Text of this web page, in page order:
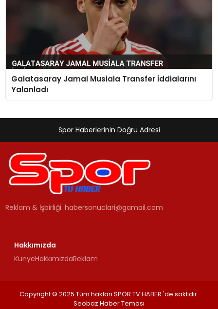
Galatasaray Jamal Musiala Transfer İddialarını
Yalanladı
Spor Haberlerinin Doğru Adresi
Reklam & İşbirliği:habersonuclari@gamail.com
Hakkımızda
KünyeHakkımızdaReklam
Copyright © 2025 Tüm hakları SPOR TV HABER 'de saklıdır.
Seobaz Haber Teması